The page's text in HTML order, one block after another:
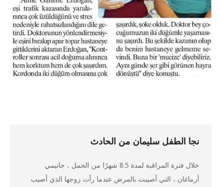
نجا الطفل سليمان من الحادث
خلال فترة المراقبة لمدة 8.5 شهرًا من الحمل ، جانيمي
أرماغان ، التي أصيبت بالمرض عندما رأت زوجها الذي أصيب